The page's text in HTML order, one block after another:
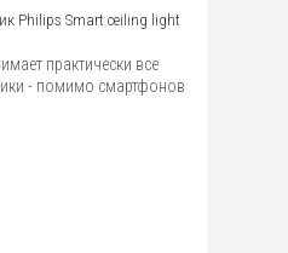
Philips Smart ceiling light
практически все
- помимо смартфонов